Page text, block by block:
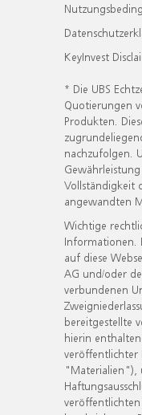
KeyInvest
* Die UBS
Quotierungen
Produkten.
nachzufolgen.
Vollständigkeit
angewandten
Wichtige
Informationen.
auf diese
AG und/oder
verbundenen
bereitgestellte
hierin
veröffentlichter
"Materialien"),